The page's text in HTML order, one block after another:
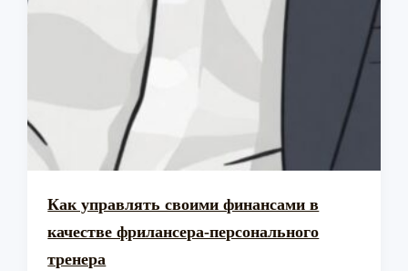
Как управлять своими финансами в
качестве фрилансера-персонального
тренера